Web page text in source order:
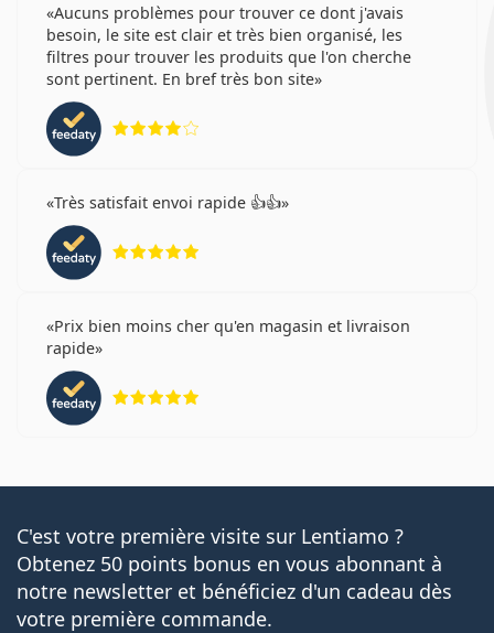
Aucuns problèmes pour trouver ce dont j'avais
besoin, le site est clair et très bien organisé, les
filtres pour trouver les produits que l'on cherche
sont pertinent. En bref très bon site
Très satisfait envoi rapide 👍👍
Prix bien moins cher qu'en magasin et livraison
rapide
C'est votre première visite sur Lentiamo ?
Obtenez 50 points bonus en vous abonnant à
notre newsletter et bénéficiez d'un cadeau dès
votre première commande.